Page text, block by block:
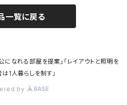
一覧に戻る
れる部屋を提案」「レイアウトと照明を
1人暮らしを制す」
by